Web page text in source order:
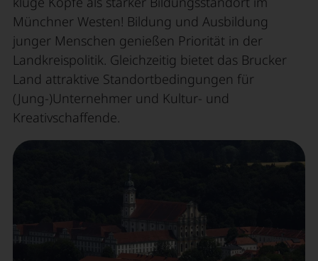
Münchner Westen! Bildung und Ausbildung
junger Menschen genießen Priorität in der
Landkreispolitik. Gleichzeitig bietet das Brucker
Land attraktive Standortbedingungen für
(Jung-)Unternehmer und Kultur- und
Kreativschaffende.